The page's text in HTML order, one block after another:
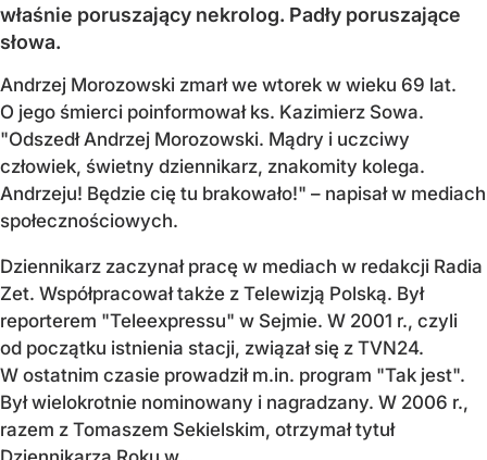
właśnie poruszający nekrolog. Padły poruszające
słowa.
Andrzej Morozowski zmarł we wtorek w wieku 69 lat.
O jego śmierci poinformował ks. Kazimierz Sowa.
"Odszedł Andrzej Morozowski. Mądry i uczciwy
człowiek, świetny dziennikarz, znakomity kolega.
Andrzeju! Będzie cię tu brakowało!" – napisał w mediach
społecznościowych.
Dziennikarz zaczynał pracę w mediach w redakcji Radia
Zet. Współpracował także z Telewizją Polską. Był
reporterem "Teleexpressu" w Sejmie. W 2001 r., czyli
od początku istnienia stacji, związał się z TVN24.
W ostatnim czasie prowadził m.in. program "Tak jest".
Był wielokrotnie nominowany i nagradzany. W 2006 r.,
razem z Tomaszem Sekielskim, otrzymał tytuł